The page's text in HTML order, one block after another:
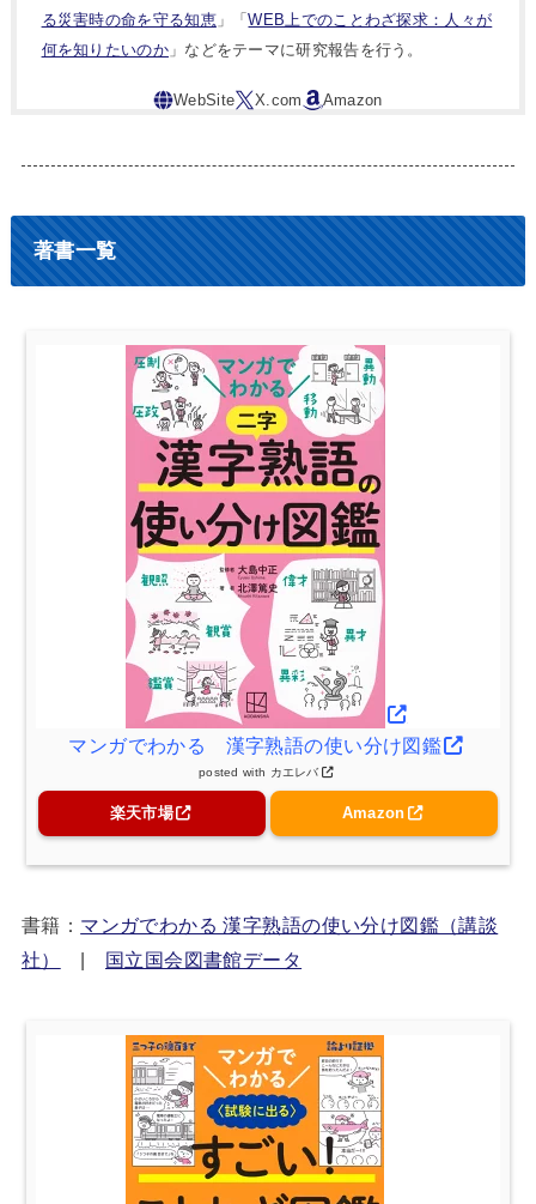
る災害時の命を守る知恵」「WEB上でのことわざ探求：人々が
何を知りたいのか」などをテーマに研究報告を行う。
著書一覧
マンガでわかる 漢字熟語の使い分け図鑑
posted with カエレバ
楽天市場 Amazon
書籍： マンガでわかる 漢字熟語の使い分け図鑑（講談
社）
| 国立国会図書館データ